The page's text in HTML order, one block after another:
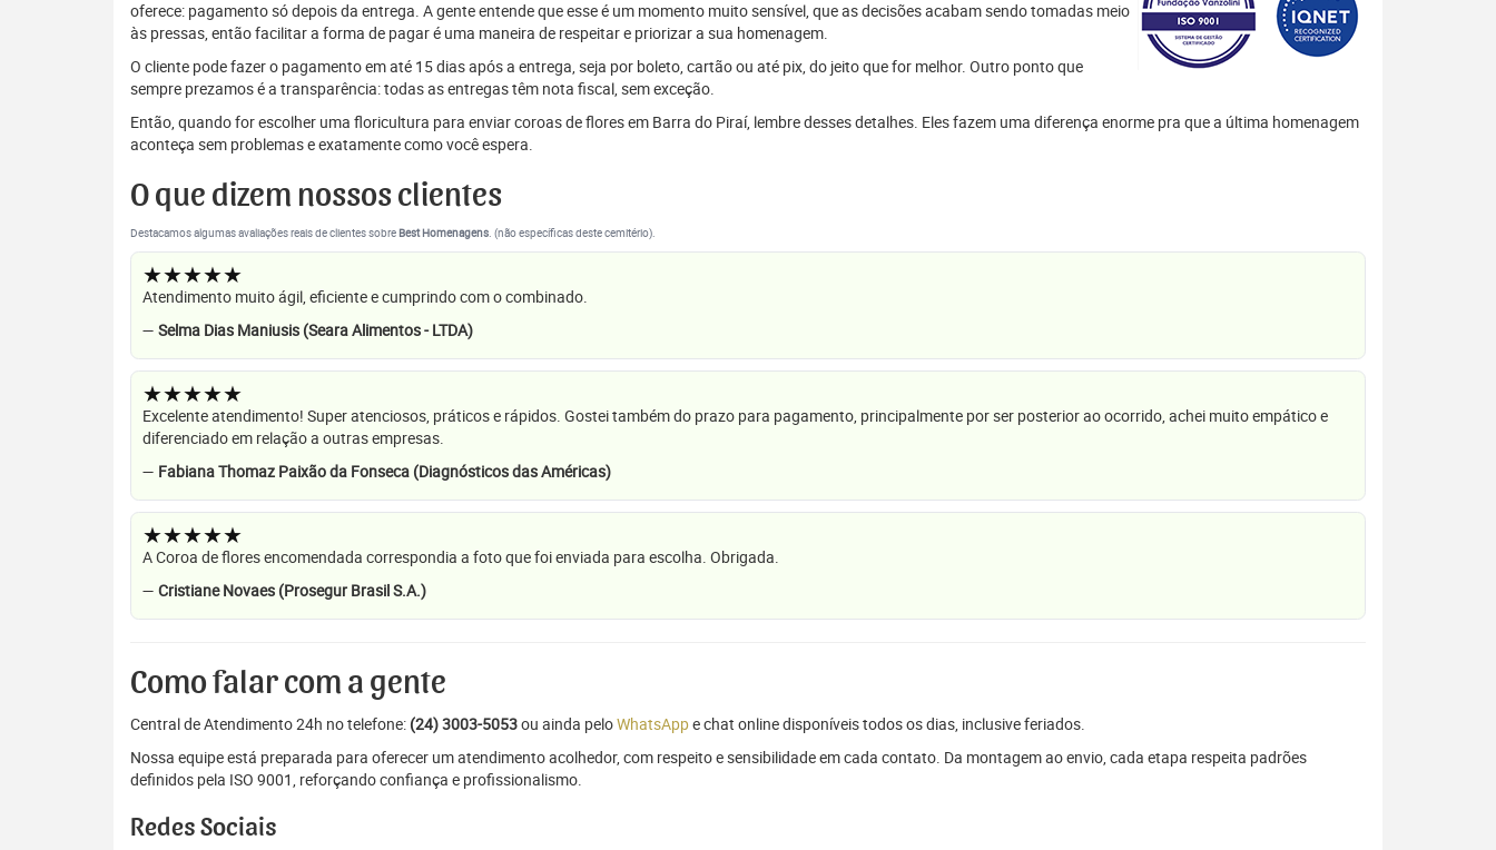
oferece: pagamento só depois da entrega. A gente entende que esse é um momento muito sensível, que as decisões acabam sendo tomadas meio
às pressas, então facilitar a forma de pagar é uma maneira de respeitar e priorizar a sua homenagem.
O cliente pode fazer o pagamento em até 15 dias após a entrega, seja por boleto, cartão ou até pix, do jeito que for melhor. Outro ponto que
sempre prezamos é a transparência: todas as entregas têm nota fiscal, sem exceção.
Então, quando for escolher uma floricultura para enviar coroas de flores em Barra do Piraí, lembre desses detalhes. Eles fazem uma diferença enorme pra que a última homenagem
aconteça sem problemas e exatamente como você espera.
O que dizem nossos clientes
Destacamos algumas avaliações reais de clientes sobreBest Homenagens. (não específicas deste cemitério).
★★★★★
Atendimento muito ágil, eficiente e cumprindo com o combinado.
— Selma Dias Maniusis (Seara Alimentos - LTDA)
★★★★★
Excelente atendimento! Super atenciosos, práticos e rápidos. Gostei também do prazo para pagamento, principalmente por ser posterior ao ocorrido, achei muito empático e
diferenciado em relação a outras empresas.
— Fabiana Thomaz Paixão da Fonseca (Diagnósticos das Américas)
★★★★★
A Coroa de flores encomendada correspondia a foto que foi enviada para escolha. Obrigada.
— Cristiane Novaes (Prosegur Brasil S.A.)
Como falar com a gente
Central de Atendimento 24h no telefone: (24) 3003-5053ou ainda peloWhatsAppe chat online disponíveis todos os dias, inclusive feriados.
Nossa equipe está preparada para oferecer um atendimento acolhedor, com respeito e sensibilidade em cada contato. Da montagem ao envio, cada etapa respeita padrões
definidos pela ISO 9001, reforçando confiança e profissionalismo.
Redes Sociais